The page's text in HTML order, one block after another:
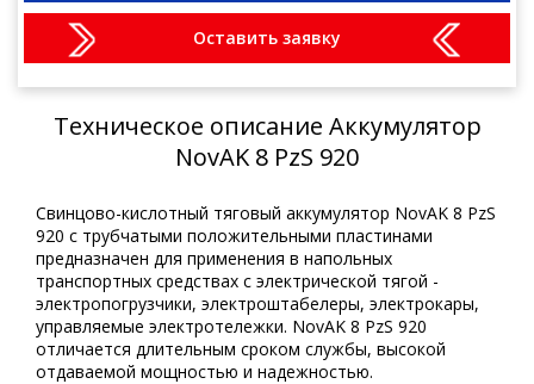
Оставить заявку
Техническое описание Аккумулятор
NovAK 8 PzS 920
Свинцово-кислотный тяговый аккумулятор NovAK 8 PzS
920 с трубчатыми положительными пластинами
предназначен для применения в напольных
транспортных средствах с электрической тягой -
электропогрузчики, электроштабелеры, электрокары,
управляемые электротележки. NovAK 8 PzS 920
отличается длительным сроком службы, высокой
отдаваемой мощностью и надежностью.